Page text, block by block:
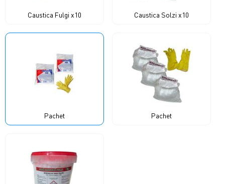
Caustica Fulgi x10 Caustica Solzi x10
Pachet Pachet